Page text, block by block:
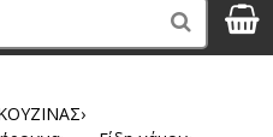
Search
›